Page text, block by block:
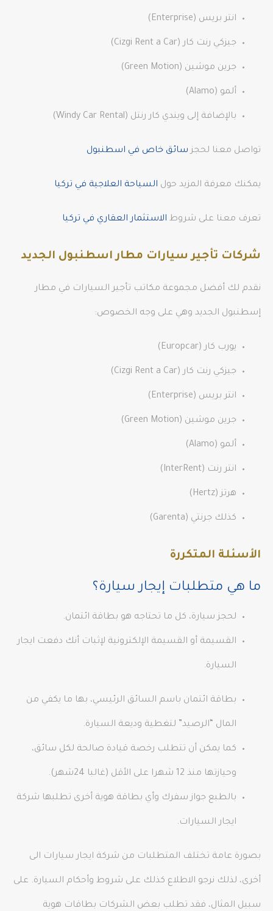
انتر بريس (Enterprise)
جيزكي رنت كار (Cizgi Rent a Car)
جرين موشين (Green Motion)
ألمو (Alamo)
بالإضافة إلى ويندي كار رنتل (Windy Car Rental)
تواصل معنا لحجز سائق خاص في اسطنبول
يمكنك معرفة المزيد حول السياحة العلاجية في تركيا
تعرف معنا على شروط الاستثمار العقاري في تركيا
شركات تأجير سيارات مطار اسطنبول الجديد
نقدم لك أفضل مجموعة مكاتب تأجير السيارات في مطار
إسطنبول الجديد وهي على وجه الخصوص:
يورب كار (Europcar)
جيزكي رنت كار (Cizgi Rent a Car)
انتر بريس (Enterprise)
جرين موشين (Green Motion)
ألمو (Alamo)
انتر رنت (InterRent)
هرتز (Hertz)
كذلك جرنتي (Garenta)
الأسئلة المتكررة
ما هي متطلبات إيجار سيارة؟
لحجز سيارة، كل ما تحتاجه هو بطاقة ائتمان.
القسيمة أو القسيمة الإلكترونية لإثبات أنك دفعت ايجار
السيارة.
بطاقة ائتمان باسم السائق الرئيسي، بها ما يكفي من
المال “الرصيد” لتغطية وديعة السيارة.
كما يمكن أن تتطلب رخصة قيادة صالحة لكل سائق،
وحيازتها منذ 12 شهرا على الأقل (غالبا 24شهر).
بالطبع جواز سفرك وأي بطاقة هوية أخرى تطلبها شركة
ايجار السيارات.
بصورة عامة تختلف المتطلبات من شركة ايجار سيارات الى
أخرى، لذلك نرجو الاطلاع كذلك على شروط وأحكام السيارة. على
سبيل المثال، فقد تطلب بعض الشركات بطاقات هوية